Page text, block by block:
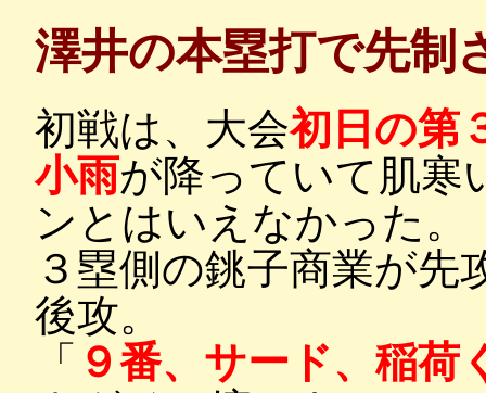
澤井の本塁打で先制
初戦は、大会初日の第
小雨が降っていて肌寒
ンとはいえなかった。
３塁側の銚子商業が先
後攻。
「 ９番、サード、稲荷